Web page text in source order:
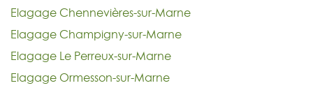
Elagage Chennevières-sur-Marne
Elagage Champigny-sur-Marne
Elagage Le Perreux-sur-Marne
Elagage Ormesson-sur-Marne